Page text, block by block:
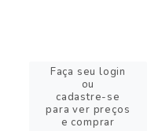
Faça seu login
ou
cadastre-se
para ver preços
e comprar